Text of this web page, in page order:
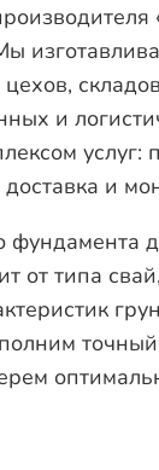
цехов,
и
услуг:
доставка и
фундамента
от типа